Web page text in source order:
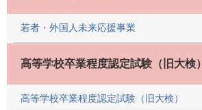
若者・外国人未来応援事業
高等学校卒業程度認定試験（旧大検）
高等学校卒業程度認定試験（旧大検）